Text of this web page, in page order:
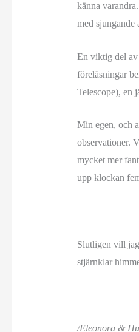
känna
med sjungande
En viktig del av
föreläsningar
Telescope), en
Min egen, och
observationer.
mycket mer
upp klockan
Slutligen vill
stjärnklar
/Eleonora &